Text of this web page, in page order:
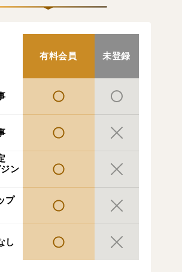
有料会員 未登録
ン
プ
し